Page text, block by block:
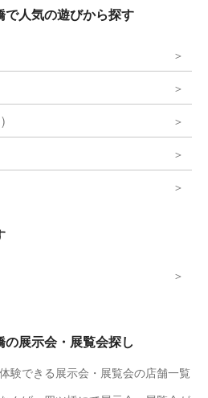
人気の遊びから探す
展示会・展覧会探し
験できる展示会・展覧会の店舗一覧